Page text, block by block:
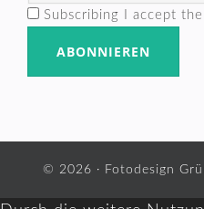
Subscribing I accept
© 2026 · Fotodesign